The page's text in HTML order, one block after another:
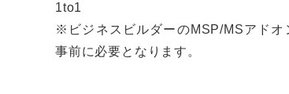
1to1
※ビジネスビルダーのMSP/MSアド
事前に必要となります。